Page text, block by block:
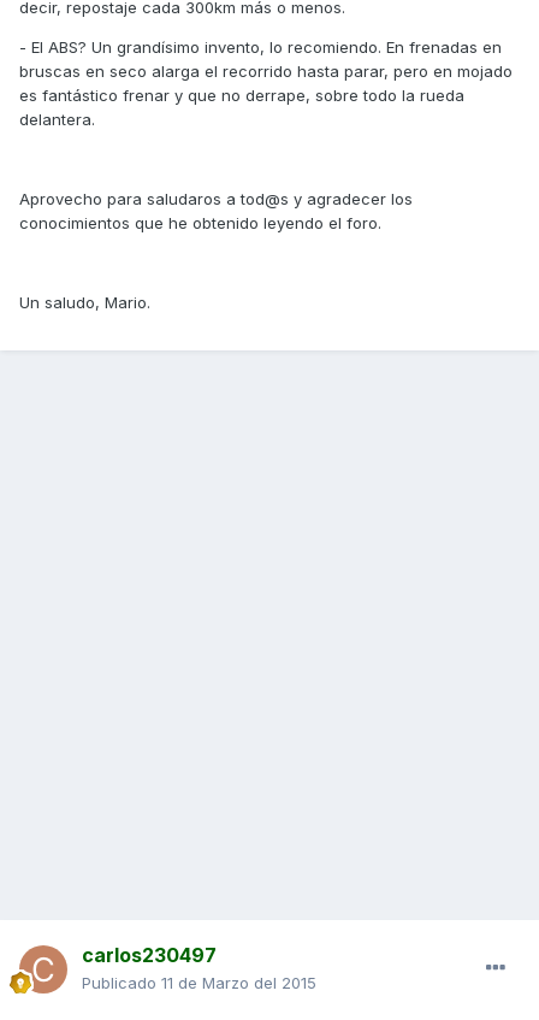
decir, repostaje cada 300km más o menos.
- El ABS? Un grandísimo invento, lo recomiendo. En frenadas en
bruscas en seco alarga el recorrido hasta parar, pero en mojado
es fantástico frenar y que no derrape, sobre todo la rueda
delantera.
Aprovecho para saludaros a tod@s y agradecer los
conocimientos que he obtenido leyendo el foro.
Un saludo, Mario.
carlos230497
Publicado 11 de Marzo del 2015